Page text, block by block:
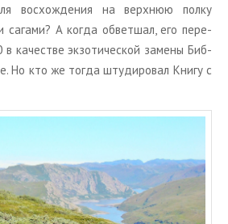
вос­хож­де­ния на верх­нюю полку
са­га­ми? А когда об­вет­шал, его пе­ре­
ка­че­стве эк­зо­ти­че­ской за­ме­ны Биб­
Но кто же тогда шту­ди­ро­вал Книгу с